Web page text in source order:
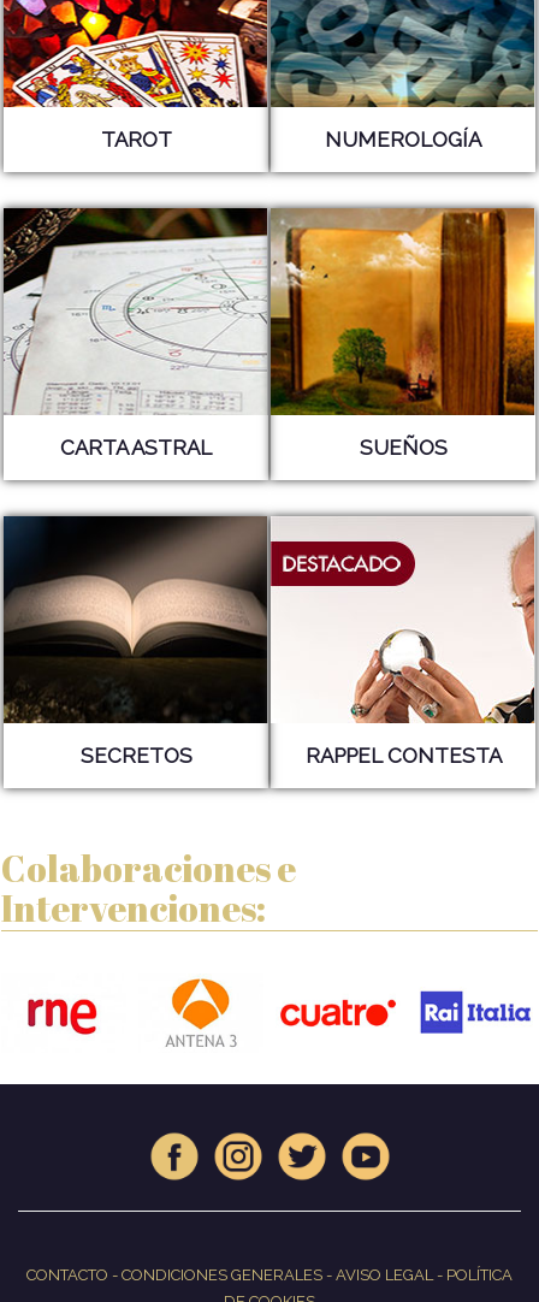
TAROT NUMEROLOGÍA
CARTA ASTRAL SUEÑOS
SECRETOS RAPPEL CONTESTA
Colaboraciones e
Intervenciones:
CONTACTO - CONDICIONES GENERALES - AVISO LEGAL- POLÍTICA